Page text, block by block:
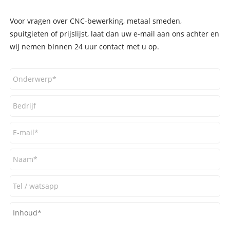
Voor vragen over CNC-bewerking, metaal smeden,
spuitgieten of prijslijst, laat dan uw e-mail aan ons achter en
wij nemen binnen 24 uur contact met u op.